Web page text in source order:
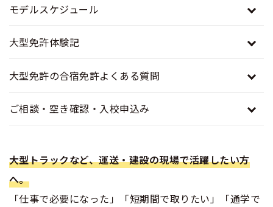
モデルスケジュール
大型免許体験記
大型免許の合宿免許よくある質問
ご相談・空き確認・入校申込み
大型トラックなど、運送・建設の現場で活躍したい方
へ。
「仕事で必要になった」「短期間で取りたい」「通学で